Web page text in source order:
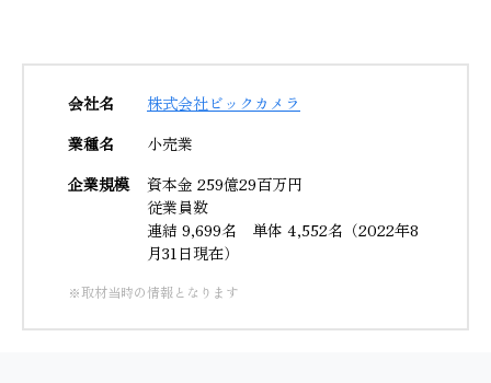
会社名
株式会社ビックカメラ
業種名
小売業
企業規模
資本金 259億29百万円
従業員数
連結 9,699名 単体 4,552名（2022年8
月31日現在）
※取材当時の情報となります